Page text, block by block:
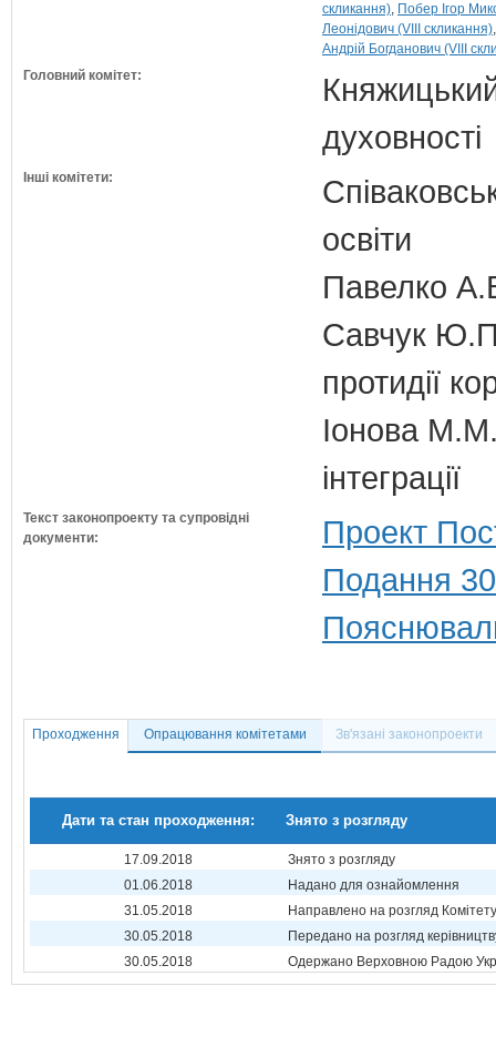
скликання) Побер Ігор
Леонідович (VIII скликання)
Андрій Богданович (VIII
Головний комітет:
духовності
Інші комітети:
освіти
Павелко
Савчук Ю.П.
протидії
Іонова М.М.
інтеграції
Текст законопроекту та супровідні
документи:
Проект
Подання
Проходження Опрацювання комітетами Зв'язані законопроекти
Дати та стан проходження: Знято з розгляду
17.09.2018
Знято з розгляду
01.06.2018
Надано для ознайомлення
31.05.2018
Направлено на розгляд Комітету
30.05.2018
Передано на розгляд
30.05.2018
Одержано Верховною Радою